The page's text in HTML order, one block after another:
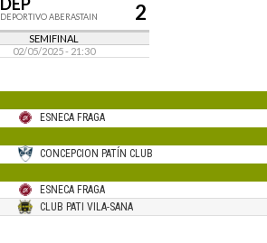
DEPORTIVO ABERASTAIN 2
SEMIFINAL
02/05/2025 - 21:30
ESNECA FRAGA
CONCEPCION PATÍN CLUB
ESNECA FRAGA
CLUB PATI VILA-SANA